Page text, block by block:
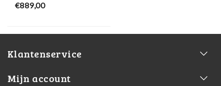
€889,00
Klantenservice
Mijn account